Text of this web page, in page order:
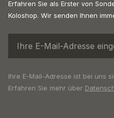
Erfahren Sie als Erster von
Koloshop. Wir senden Ihnen
Ihre E-Mail-Adresse ist bei uns
Erfahren Sie mehr über